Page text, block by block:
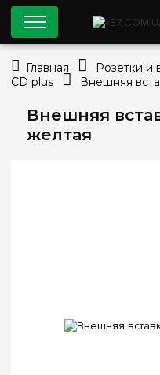
Внешняя
желтая
Главная Розетки и
CD plus